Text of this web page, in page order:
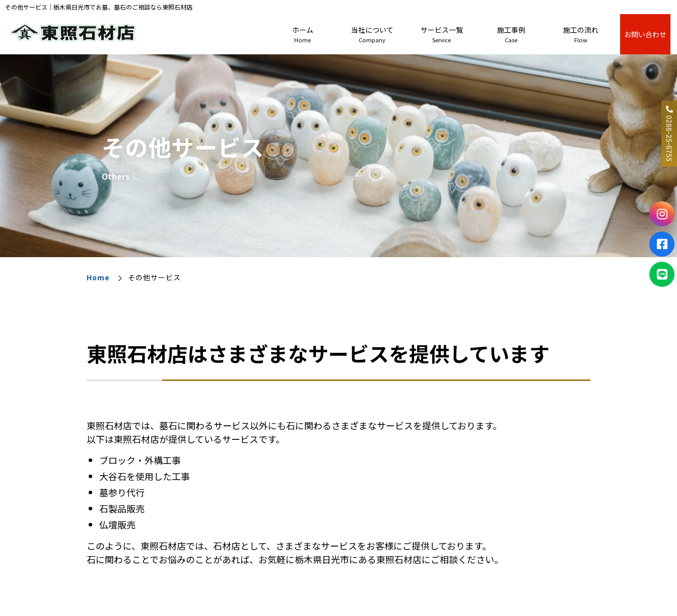
その他サービス｜栃木県日光市でお墓、墓石のご相談なら東照石材店
ホーム
Home
当社について
Company
サービス一覧
Service
施工事例
Case
施工の流れ
Flow
お問い合わせ
0288-25-6755
その他サービス
Others
Home その他サービス
東照石材店はさまざまなサービスを提供しています
東照石材店では、墓石に関わるサービス以外にも石に関わるさまざまなサービスを提供しております。
以下は東照石材店が提供しているサービスです。
ブロック・外構工事
大谷石を使用した工事
墓参り代行
石製品販売
仏壇販売
このように、東照石材店では、石材店として、さまざまなサービスをお客様にご提供しております。
石に関わることでお悩みのことがあれば、お気軽に栃木県日光市にある東照石材店にご相談ください。